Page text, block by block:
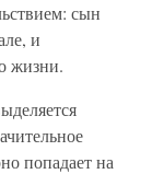
сын
и
жизни.
попадает на